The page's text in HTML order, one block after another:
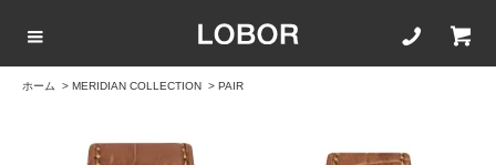
BLACK
ホーム > MERIDIAN COLLECTION > PAIR